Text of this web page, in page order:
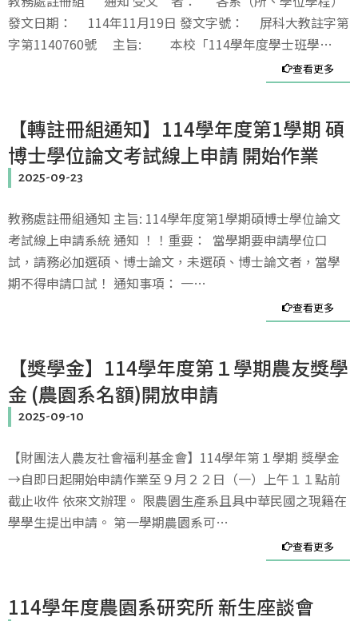
發文日期： 114年11月19日 發文字號： 屏科大教註字第
字第1140760號 主旨: 本校「114學年度學士班學…
查看更多
【轉註冊組通知】114學年度第1學期 碩
博士學位論文考試線上申請 開始作業
2025-09-23
教務處註冊組通知 主旨: 114學年度第1學期碩博士學位論文
考試線上申請系統 通知 ！！重要： 當學期要申請學位口
試，請務必加選碩、博士論文，未選碩、博士論文者，當學
期不得申請口試！ 通知事項： 一…
查看更多
【獎學金】114學年度第１學期農友獎學
金 (農園系名額)開放申請
2025-09-10
【財團法人農友社會福利基金會】114學年第１學期 獎學金
→自即日起開始申請作業至９月２２日（一）上午１１點前
截止收件 依來文辦理。 限農園生產系且具中華民國之現籍在
學學生提出申請。 第一學期農園系可…
查看更多
114學年度農園系研究所 新生座談會